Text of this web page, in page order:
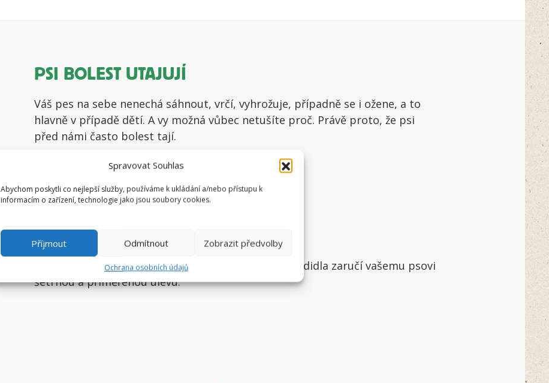
Spravovat Souhlas
Abychom poskytli co nejlepší služby, používáme k ukládání a/nebo přístupu k
informacím o zařízení, technologie jako jsou soubory cookies.
Příjmout Odmítnout Zobrazit předvolby
Ochrana osobních údajů
PSI BOLEST UTAJUJÍ
Váš pes na sebe nenechá sáhnout, vrčí, vyhrožuje, případně se i ožene, a to
hlavně v případě dětí. A vy možná vůbec netušíte proč. Právě proto, že psi
před námi často bolest tají.
ÚČINNÁ A ŠETRNÁ POMOC
Čistě přírodní složení s obsahem účinných látek z kadidla zaručí vašemu psovi
šetrnou a přiměřenou úlevu.